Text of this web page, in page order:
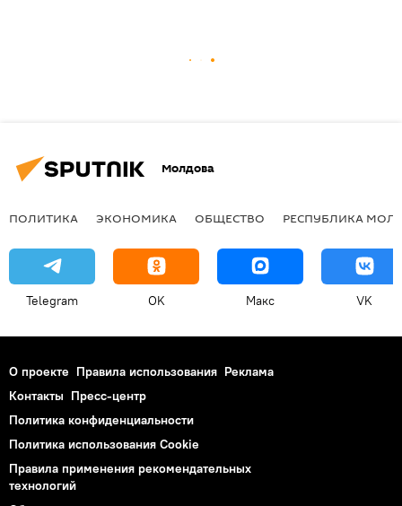
Молдова
ПОЛИТИКА ЭКОНОМИКА ОБЩЕСТВО РЕСПУБЛИКА
Telegram OK Макс VK
О проекте Правила использования Реклама
Контакты Пресс-центр
Политика конфиденциальности
Политика использования Cookie
Правила применения рекомендательных
технологий